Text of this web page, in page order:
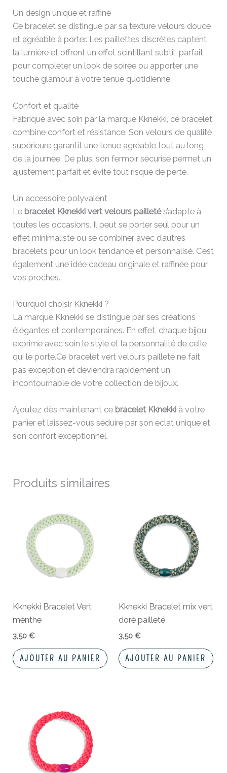
Un design unique et raffiné
Ce bracelet se distingue par sa texture velours douce
et agréable à porter. Les paillettes discrètes captent
la lumière et offrent un effet scintillant subtil, parfait
pour compléter un look de soirée ou apporter une
touche glamour à votre tenue quotidienne.
Confort et qualité
Fabriqué avec soin par la marque Kknekki, ce bracelet
combine confort et résistance. Son velours de qualité
supérieure garantit une tenue agréable tout au long
de la journée. De plus, son fermoir sécurisé permet un
ajustement parfait et évite tout risque de perte.
Un accessoire polyvalent
Le bracelet Kknekki vert velours pailletés’adapte à
toutes les occasions. Il peut se porter seul pour un
effet minimaliste ou se combiner avec d’autres
bracelets pour un look tendance et personnalisé. C’est
également une idée cadeau originale et raffinée pour
vos proches.
Pourquoi choisir Kknekki ?
La marque Kknekki se distingue par ses créations
élégantes et contemporaines. En effet, chaque bijou
exprime avec soin le style et la personnalité de celle
qui le porte.Ce bracelet vert velours pailleté ne fait
pas exception et deviendra rapidement un
incontournable de votre collection de bijoux.
Ajoutez dès maintenant ce bracelet Kknekki à votre
panier et laissez-vous séduire par son éclat unique et
son confort exceptionnel.
Produits similaires
Kknekki Bracelet Vert
menthe
3,50€
AJOUTER AU PANIER
Kknekki Bracelet mix vert
doré pailleté
3,50 €
AJOUTER AU PANIER